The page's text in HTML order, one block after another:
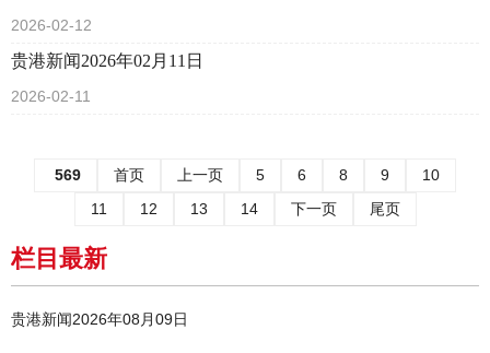
2026-02-12
贵港新闻2026年02月11日
2026-02-11
569 首页 上一页 5 6 8 9
10
11
12 13 14 下一页 尾页
栏目最新
贵港新闻2026年08月09日